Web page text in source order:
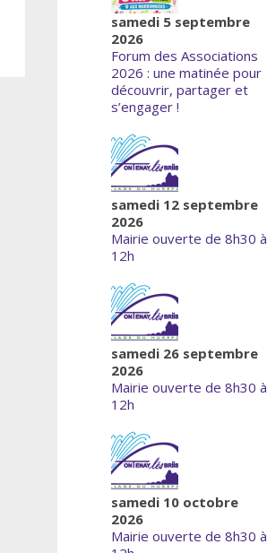
samedi 5 septembre
2026
Forum des Associations
2026 : une matinée pour
découvrir, partager et
s’engager !
samedi 12 septembre
2026
Mairie ouverte de 8h30 à
12h
samedi 26 septembre
2026
Mairie ouverte de 8h30 à
12h
samedi 10 octobre
2026
Mairie ouverte de 8h30 à